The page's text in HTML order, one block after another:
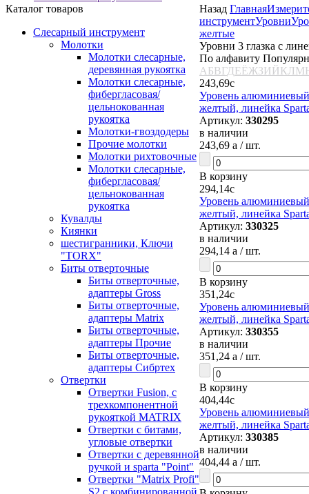
Каталог товаров
Слесарный инструмент
Молотки
Молотки слесарные,
деревянная рукоятка
Молотки слесарные,
фибергласовая/
цельнокованная
рукоятка
Молотки-гвоздодеры
Прочие молотки
Молотки рихтовочные
Молотки слесарные,
фибергласовая/
цельнокованная
рукоятка
Кувалды
Киянки
шестигранники, Ключи
"TORX"
Биты отверточные
Биты отверточные,
адаптеры Gross
Биты отверточные,
адаптеры Matrix
Биты отверточные,
адаптеры Прочие
Биты отверточные,
адаптеры Сибртех
Отвертки
Отвертки Fusion, c
трехкомпонентной
рукояткой MATRIX
Отвертки с битами,
угловые отвертки
Отвертки с деревянной
ручкой и sparta "Point"
Отвертки "Matrix Profi"
S2 с комбинированной
Назад Главная
инструментУровни
желтые
Уровни 3 глазка с
По алфавиту
АБВГДЕЁЖЗИЙКЛМ
243,69c
Уровень
желтый, линейка
Артикул: 330295
в наличии
243,69 a / шт.
В корзину
294,14c
Уровень
желтый, линейка
Артикул: 330325
в наличии
294,14 a / шт.
В корзину
351,24c
Уровень
желтый, линейка
Артикул: 330355
в наличии
351,24 a / шт.
В корзину
404,44c
Уровень
желтый, линейка
Артикул: 330385
в наличии
404,44 a / шт.